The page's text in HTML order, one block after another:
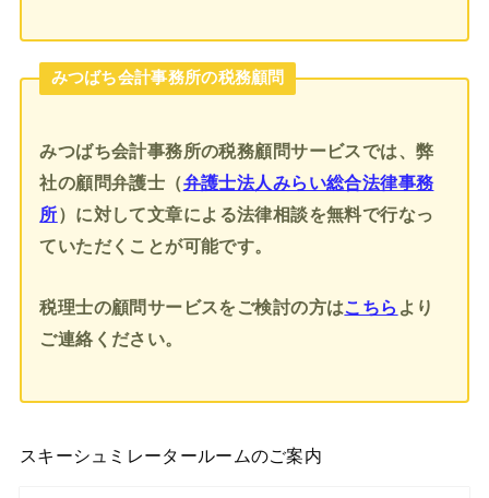
みつばち会計事務所の税務顧問
みつばち会計事務所の税務顧問サービスでは、弊
社の顧問弁護士（弁護士法人みらい総合法律事務
所）に対して文章による法律相談を無料で行なっ
ていただくことが可能です。
税理士の顧問サービスをご検討の方はこちら より
ご連絡ください。
スキーシュミレータールームのご案内